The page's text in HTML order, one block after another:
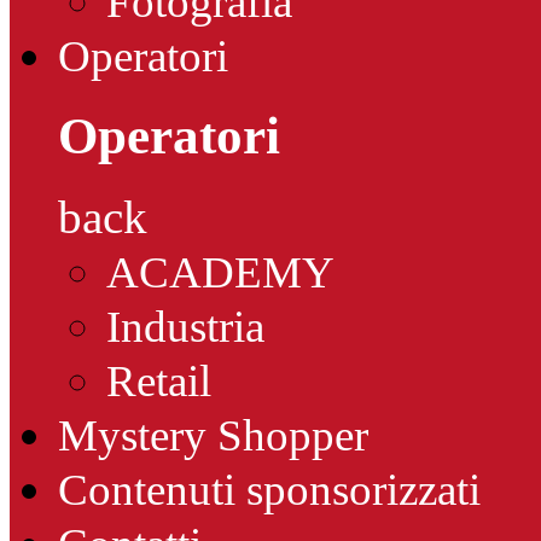
Operatori
Operatori
back
ACADEMY
Industria
Retail
Mystery Shopper
Contenuti sponsorizzati